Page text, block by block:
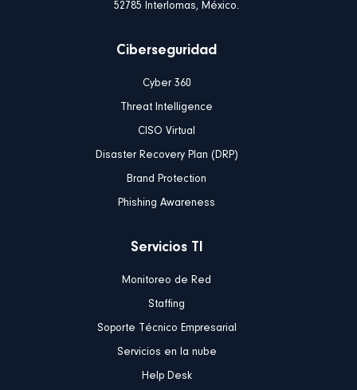
52785 Interlomas, México.
Ciberseguridad
Cyber 360
Threat Intelligence
CISO Virtual
Disaster Recovery Plan (DRP)
Brand Protection
Phishing Awareness
Servicios TI
Monitoreo de Red
Staffing
Soporte Técnico Empresarial
Servicios en la nube
Help Desk